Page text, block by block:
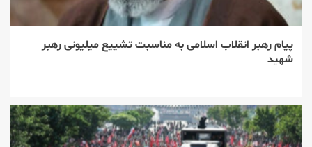
پیام رهبر انقلاب اسلامی به مناسبت تشییع میلیونی رهبر
شهید